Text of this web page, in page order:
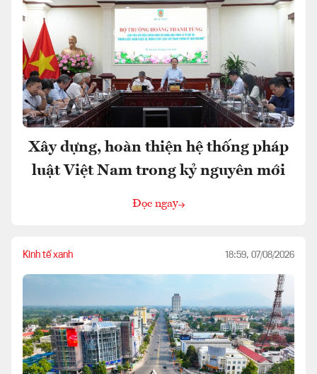
Xây dựng, hoàn thiện hệ thống pháp
luật Việt Nam trong kỷ nguyên mới
Đọc ngay
Kinh tế xanh 18:59, 07/08/2026